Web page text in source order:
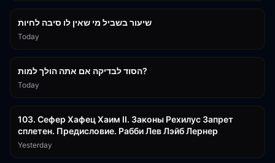
שיעור בשביל מי שאין לו סיבה לחיות
Today
הסוד לבדיקה אם אתה הולך למות?
Today
103. Сефер Хафец Хаим II. Законы Рехилус Запрет
сплетен. Предисловие. Рабби Лев Лэйб Лернер
Yesterday